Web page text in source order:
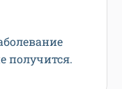
получится.